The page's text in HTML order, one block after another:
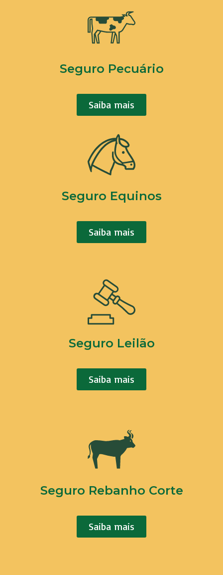
Seguro Pecuário
Saiba mais
Seguro Equinos
Saiba mais
Seguro Leilão
Saiba mais
Seguro Rebanho Corte
Saiba mais